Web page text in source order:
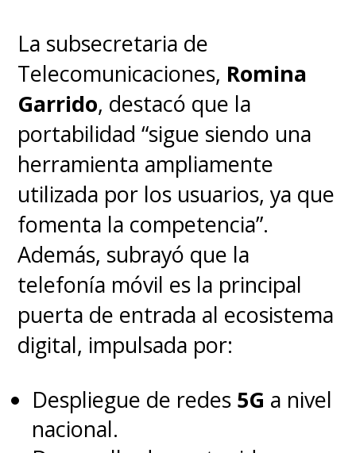
La subsecretaria de
Telecomunicaciones, Romina
Garrido, destacó que la
portabilidad “sigue siendo una
herramienta ampliamente
utilizada por los usuarios, ya que
fomenta la competencia”.
Además, subrayó que la
telefonía móvil es la principal
puerta de entrada al ecosistema
digital, impulsada por:
Despliegue de redes 5G a nivel
nacional.